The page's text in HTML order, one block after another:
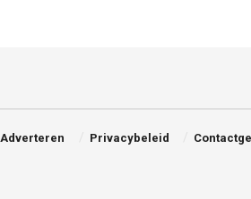
Adverteren Privacybeleid